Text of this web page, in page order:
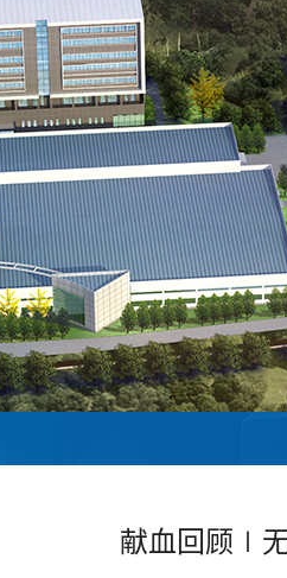
献血回顾∣